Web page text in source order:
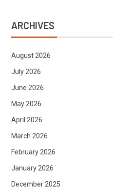
ARCHIVES
August 2026
July 2026
June 2026
May 2026
April 2026
March 2026
February 2026
January 2026
December 2025